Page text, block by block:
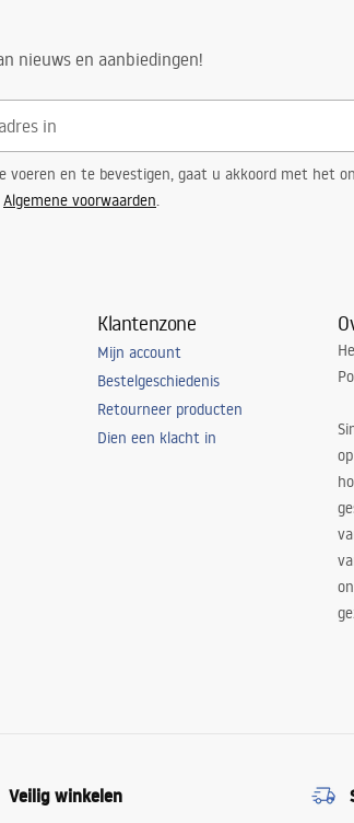
nieuws en aanbiedingen!
voeren en te bevestigen, gaat u akkoord met het
Algemene voorwaarden.
Klantenzone
Mijn account
Bestelgeschiedenis
Retourneer producten
Dien een klacht in
Veilig winkelen